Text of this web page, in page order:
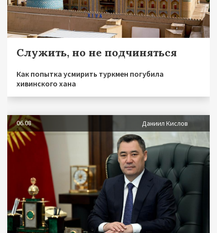
Служить, но не подчиняться
Как попытка усмирить туркмен погубила
хивинского хана
06.08 Даниил Кислов